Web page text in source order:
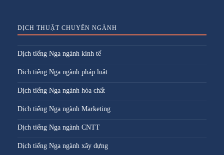
DỊCH THUẬT CHUYÊN NGÀNH
Dịch tiếng Nga ngành kinh tế
Dịch tiếng Nga ngành pháp luật
Dịch tiếng Nga ngành hóa chất
Dịch tiếng Nga ngành Marketing
Dịch tiếng Nga ngành CNTT
Dịch tiếng Nga ngành xây dựng